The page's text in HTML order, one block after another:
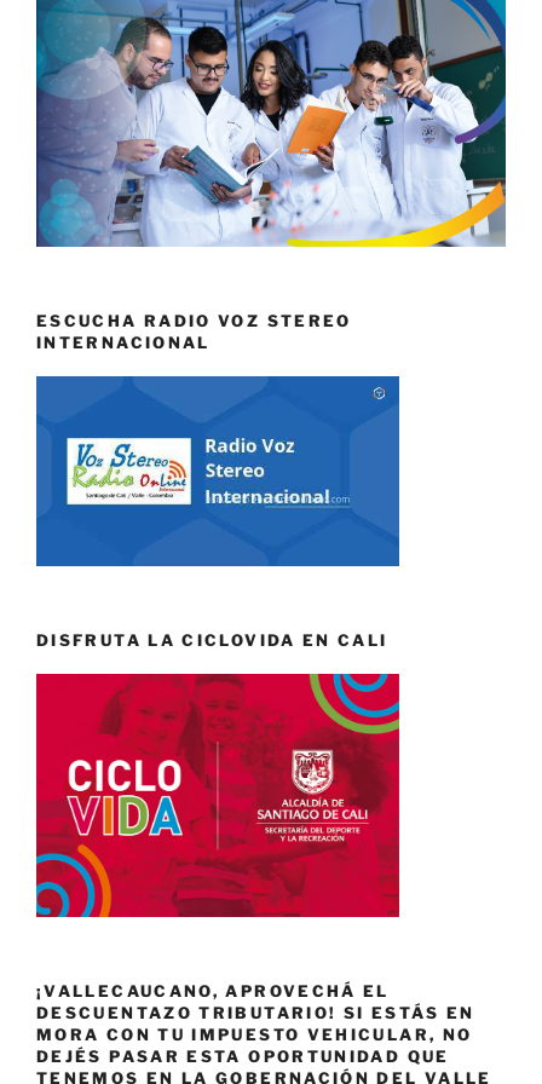
ESCUCHA RADIO VOZ STEREO
INTERNACIONAL
DISFRUTA LA CICLOVIDA EN CALI
¡VALLECAUCANO, APROVECHÁ EL
DESCUENTAZO TRIBUTARIO! SI ESTÁS EN
MORA CON TU IMPUESTO VEHICULAR, NO
DEJÉS PASAR ESTA OPORTUNIDAD QUE
TENEMOS EN LA GOBERNACIÓN DEL VALLE